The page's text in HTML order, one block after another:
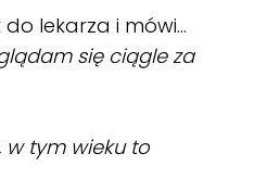
lekarza i mówi…
się ciągle za
w tym wieku to